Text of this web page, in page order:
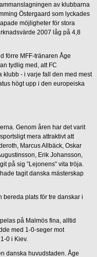
av klubbarna
Östergaard som lyckades
möjligheter för stora
2007 låg på 4,8
förre MFF-tränaren Åge
tydlig med, att FC
klubb - i varje fall den med mest
högt upp i den europeiska
Genom åren har det varit
mera attraktivt att
Marcus Allbäck, Oskar
Erik Johansson,
på sig ”Lejonens” vita tröja.
tagit danska mästerskap
bereda plats för tre danskar i
på Malmös fina, alltid
med 1-0-seger mot
0 i Kiev.
danska huvudstaden. Åge